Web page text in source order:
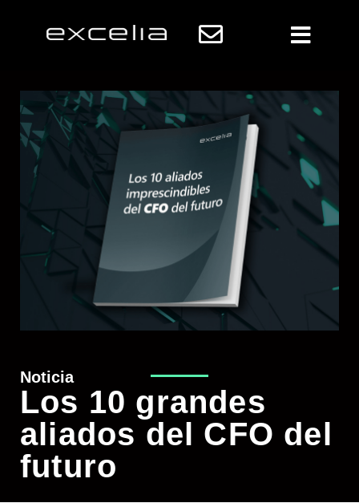
Noticia
Los 10 grandes
aliados del CFO del
futuro